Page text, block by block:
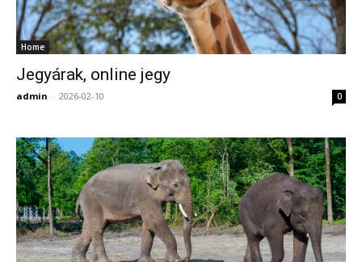
Home
Jegyárak, online jegy
admin - 2026-02-10 0